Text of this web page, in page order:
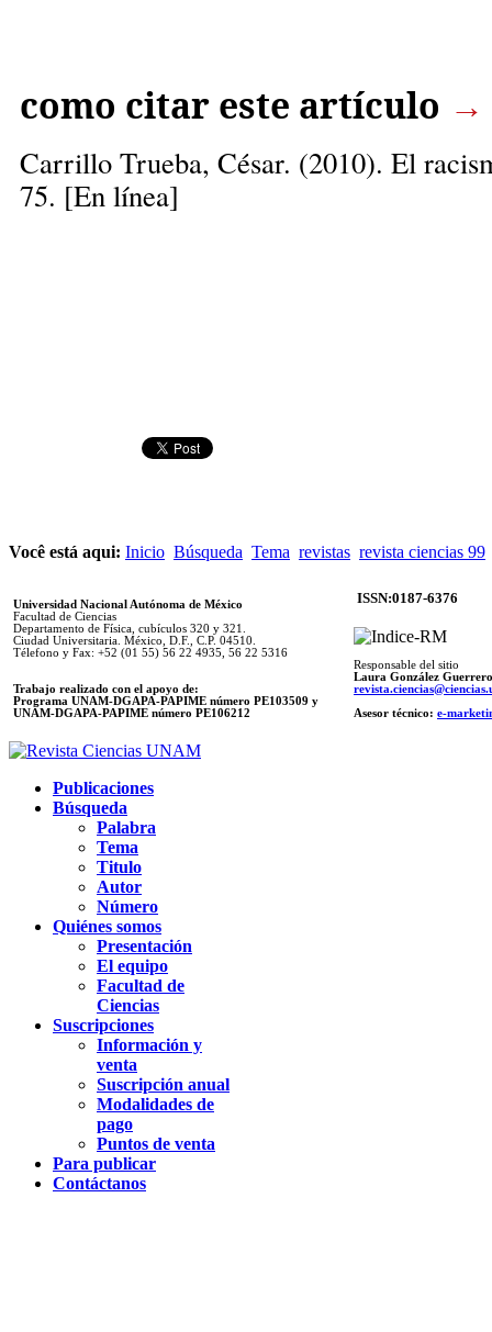
como citar este artículo →
Carrillo Trueba, César. (2010). El
75. [En línea]
Você está aqui: Inicio Búsqueda Tema revistas revista ciencias 99
Universidad Nacional Autónoma de México
Facultad de Ciencias
Departamento de Física, cubículos 320 y 321.
Ciudad Universitaria. México, D.F., C.P. 04510.
Télefono y Fax: +52 (01 55) 56 22 4935, 56 22 5316
Trabajo realizado con el apoyo de:
Programa UNAM-DGAPA-PAPIME número PE103509 y
UNAM-DGAPA-PAPIME número PE106212
ISSN:0187-6376
Responsable del sitio
Laura González Guerrero
Asesor técnico: e-
Publicaciones
Búsqueda
Palabra
Tema
Titulo
Autor
Número
Quiénes somos
Presentación
El equipo
Facultad de
Ciencias
Suscripciones
Información y
venta
Suscripción anual
Modalidades de
pago
Puntos de venta
Para publicar
Contáctanos